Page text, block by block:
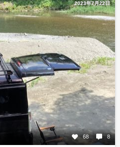
2023年7月22日
68 8